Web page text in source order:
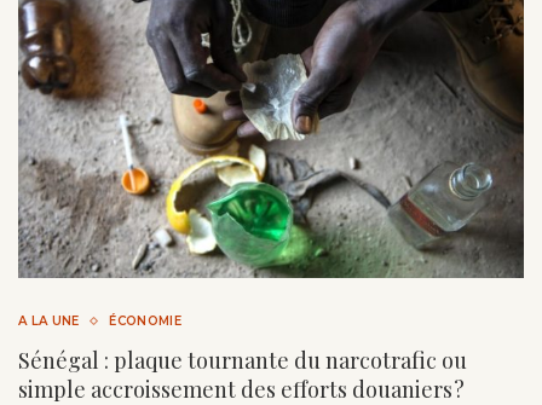
A LA UNE ÉCONOMIE
Sénégal : plaque tournante du narcotrafic ou
simple accroissement des efforts douaniers ?